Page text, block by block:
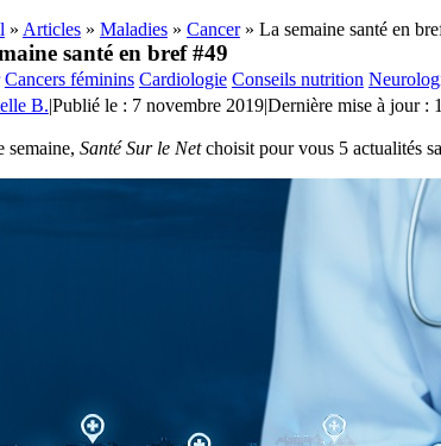
» Articles» Maladies» Cancer» La semaine santé en
santé en bref #49
Cancers féminins Cardiologie Conseils nutrition
B.|Publié le : 7 novembre 2019|Dernière mise à jour :
semaine, Santé Sur le Netchoisit pour vous 5 actualités